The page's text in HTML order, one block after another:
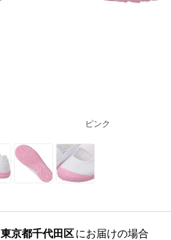
ピンク
東京都千代田区にお届けの場合